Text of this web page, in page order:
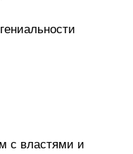
с властями и